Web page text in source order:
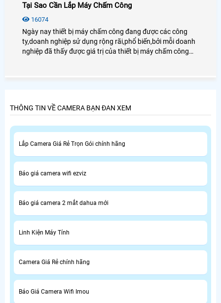
Tại Sao Cần Lắp Máy Chấm Công
16074
Ngày nay thiết bị máy chấm công đang được các công
ty,doanh nghiệp sử dụng rộng rãi,phổ biến,bởi mỗi doanh
nghiệp đã thấy được giá trị của thiết bị máy chấm công
THÔNG TIN VỀ CAMERA BẠN ĐAN XEM
Lắp Camera Giá Rẻ Trọn Gói chính hãng
Báo giá camera wifi ezviz
Báo giá camera 2 mắt dahua mới
Linh Kiện Máy Tính
Camera Giá Rẻ chính hãng
Báo Giá Camera Wifi Imou